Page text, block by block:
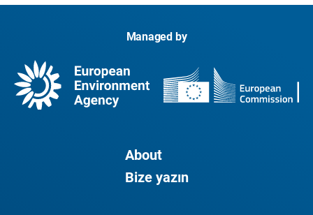
Managed by
About
Bize yazın